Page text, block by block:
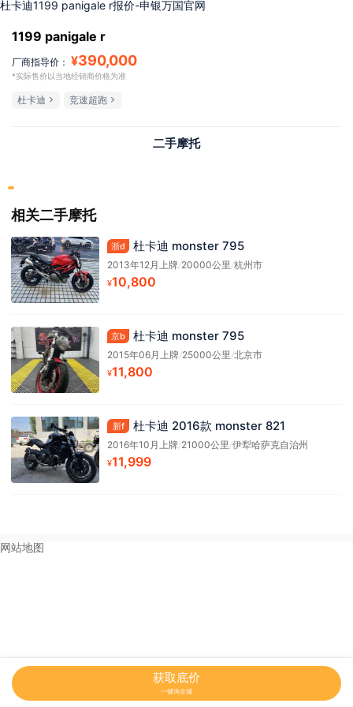
杜卡迪1199 panigale r报价-申银万国官网
1199 panigale r
厂商指导价： ¥390,000
*实际售价以当地经销商价格为准
杜卡迪 竞速超跑
二手摩托
相关二手摩托
浙d 杜卡迪 monster 795
2013年12月上牌/20000公里 /杭州市
¥10,800
京b 杜卡迪 monster 795
2015年06月上牌/25000公里 /北京市
¥11,800
新f 杜卡迪 2016款 monster 821
2016年10月上牌/21000公里 /伊犁哈萨克自治州
¥11,999
获取底价
一键询全城
网站地图